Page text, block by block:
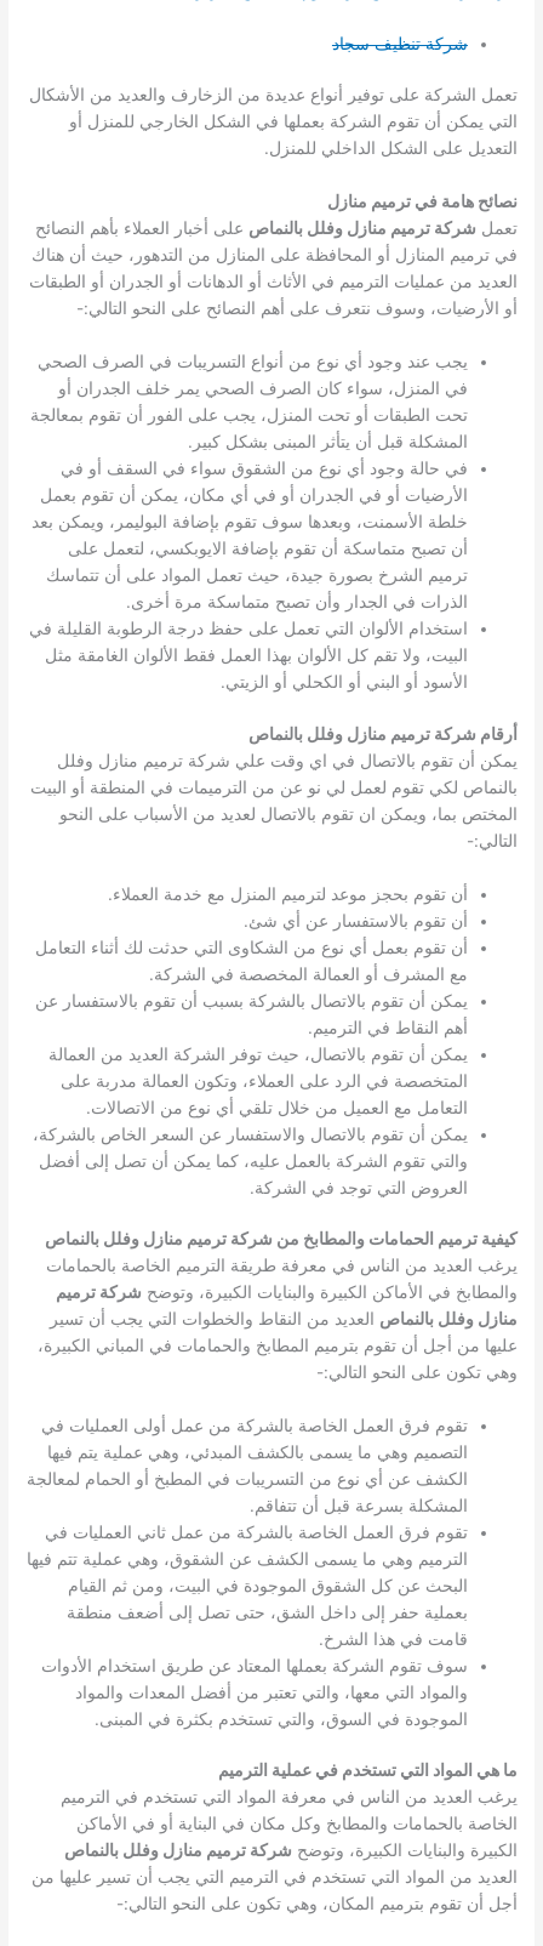
شركة تنظيف سجاد
تعمل الشركة على توفير أنواع عديدة من الزخارف والعديد من الأشكال
التي يمكن أن تقوم الشركة بعملها في الشكل الخارجي للمنزل أو
التعديل على الشكل الداخلي للمنزل.
نصائح هامة في ترميم منازل
تعمل شركة ترميم منازل وفلل بالنماص على أخبار العملاء بأهم النصائح
في ترميم المنازل أو المحافظة على المنازل من التدهور، حيث أن هناك
العديد من عمليات الترميم في الأثاث أو الدهانات أو الجدران أو الطبقات
أو الأرضيات، وسوف نتعرف على أهم النصائح على النحو التالي:-
يجب عند وجود أي نوع من أنواع التسريبات في الصرف الصحي
في المنزل، سواء كان الصرف الصحي يمر خلف الجدران أو
تحت الطبقات أو تحت المنزل، يجب على الفور أن تقوم بمعالجة
المشكلة قبل أن يتأثر المبنى بشكل كبير.
في حالة وجود أي نوع من الشقوق سواء في السقف أو في
الأرضيات أو في الجدران أو في أي مكان، يمكن أن تقوم بعمل
خلطة الأسمنت، وبعدها سوف تقوم بإضافة البوليمر، ويمكن بعد
أن تصبح متماسكة أن تقوم بإضافة الايوبكسي، لتعمل على
ترميم الشرخ بصورة جيدة، حيث تعمل المواد على أن تتماسك
الذرات في الجدار وأن تصبح متماسكة مرة أخرى.
استخدام الألوان التي تعمل على حفظ درجة الرطوبة القليلة في
البيت، ولا تقم كل الألوان بهذا العمل فقط الألوان الغامقة مثل
الأسود أو البني أو الكحلي أو الزيتي.
أرقام شركة ترميم منازل وفلل بالنماص
يمكن أن تقوم بالاتصال في اي وقت علي شركة ترميم منازل وفلل
بالنماص لكي تقوم لعمل لي نو عن من الترميمات في المنطقة أو البيت
المختص بما، ويمكن ان تقوم بالاتصال لعديد من الأسباب على النحو
التالي:-
أن تقوم بحجز موعد لترميم المنزل مع خدمة العملاء.
أن تقوم بالاستفسار عن أي شئ.
أن تقوم بعمل أي نوع من الشكاوى التي حدثت لك أثناء التعامل
مع المشرف أو العمالة المخصصة في الشركة.
يمكن أن تقوم بالاتصال بالشركة بسبب أن تقوم بالاستفسار عن
أهم النقاط في الترميم.
يمكن أن تقوم بالاتصال، حيث توفر الشركة العديد من العمالة
المتخصصة في الرد على العملاء، وتكون العمالة مدربة على
التعامل مع العميل من خلال تلقي أي نوع من الاتصالات.
يمكن أن تقوم بالاتصال والاستفسار عن السعر الخاص بالشركة،
والتي تقوم الشركة بالعمل عليه، كما يمكن أن تصل إلى أفضل
العروض التي توجد في الشركة.
كيفية ترميم الحمامات والمطابخ من شركة ترميم منازل وفلل بالنماص
يرغب العديد من الناس في معرفة طريقة الترميم الخاصة بالحمامات
والمطابخ في الأماكن الكبيرة والبنايات الكبيرة، وتوضح شركة ترميم
منازل وفلل بالنماص العديد من النقاط والخطوات التي يجب أن تسير
عليها من أجل أن تقوم بترميم المطابخ والحمامات في المباني الكبيرة،
وهي تكون على النحو التالي:-
تقوم فرق العمل الخاصة بالشركة من عمل أولى العمليات في
التصميم وهي ما يسمى بالكشف المبدئي، وهي عملية يتم فيها
الكشف عن أي نوع من التسريبات في المطبخ أو الحمام لمعالجة
المشكلة بسرعة قبل أن تتفاقم.
تقوم فرق العمل الخاصة بالشركة من عمل ثاني العمليات في
الترميم وهي ما يسمى الكشف عن الشقوق، وهي عملية تتم فيها
البحث عن كل الشقوق الموجودة في البيت، ومن ثم القيام
بعملية حفر إلى داخل الشق، حتى تصل إلى أضعف منطقة
قامت في هذا الشرخ.
سوف تقوم الشركة بعملها المعتاد عن طريق استخدام الأدوات
والمواد التي معها، والتي تعتبر من أفضل المعدات والمواد
الموجودة في السوق، والتي تستخدم بكثرة في المبنى.
ما هي المواد التي تستخدم في عملية الترميم
يرغب العديد من الناس في معرفة المواد التي تستخدم في الترميم
الخاصة بالحمامات والمطابخ وكل مكان في البناية أو في الأماكن
الكبيرة والبنايات الكبيرة، وتوضح شركة ترميم منازل وفلل بالنماص
العديد من المواد التي تستخدم في الترميم التي يجب أن تسير عليها من
أجل أن تقوم بترميم المكان، وهي تكون على النحو التالي:-